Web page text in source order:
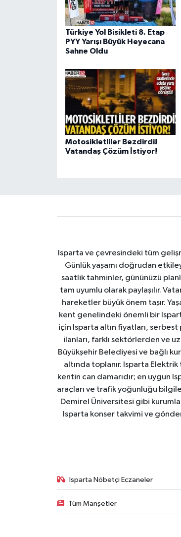
Türkiye Yol Bisikleti 8. Etap
PYY Yarışı Büyük Heyecana
Sahne Oldu
Motosikletliler Bezdirdi!
Vatandaş Çözüm İstiyor!
Isparta ve çevresindeki tüm
Günlük yaşamı doğrudan
saatlik tahminler, gününüzü
tam uyumlu olarak paylaşılır.
hareketler büyük önem taşır.
kent genelindeki önemli bir
için Isparta altın fiyatları, serbest
ilanları, farklı sektörlerden ve
Büyükşehir Belediyesi ve bağlı
altında toplanır. Isparta
kentin can damarıdır; en uygun
araçları ve trafik yoğunluğu
Demirel Üniversitesi gibi
Isparta konser takvimi ve
Isparta Nöbetçi Eczaneler
Tüm Manşetler